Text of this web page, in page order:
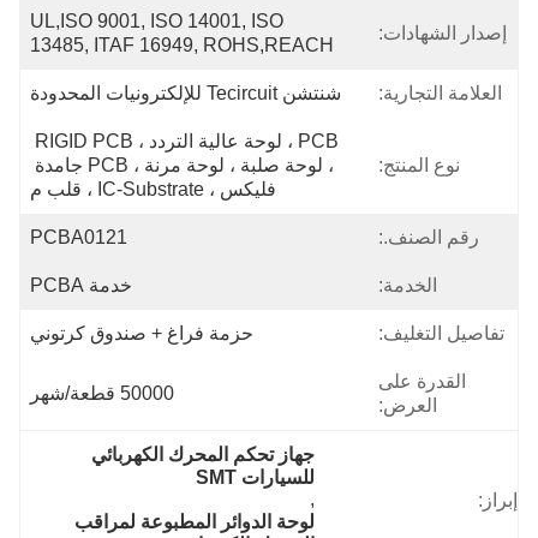
إصدار الشهادات:
UL,ISO 9001, ISO 14001, ISO
13485, ITAF 16949, ROHS,REACH
العلامة التجارية: شنتشن Tecircuit للإلكترونيات المحدودة
نوع المنتج:
PCB ، لوحة عالية التردد ، RIGID PCB
، لوحة صلبة ، لوحة مرنة ، PCB جامدة
فليكس ، IC-Substrate ، قلب م
رقم الصنف.: PCBA0121
الخدمة: خدمة PCBA
تفاصيل التغليف: حزمة فراغ + صندوق كرتوني
القدرة على
العرض:
50000 قطعة/شهر
إبراز:
جهاز تحكم المحرك الكهربائي
للسيارات SMT
,
لوحة الدوائر المطبوعة لمراقب